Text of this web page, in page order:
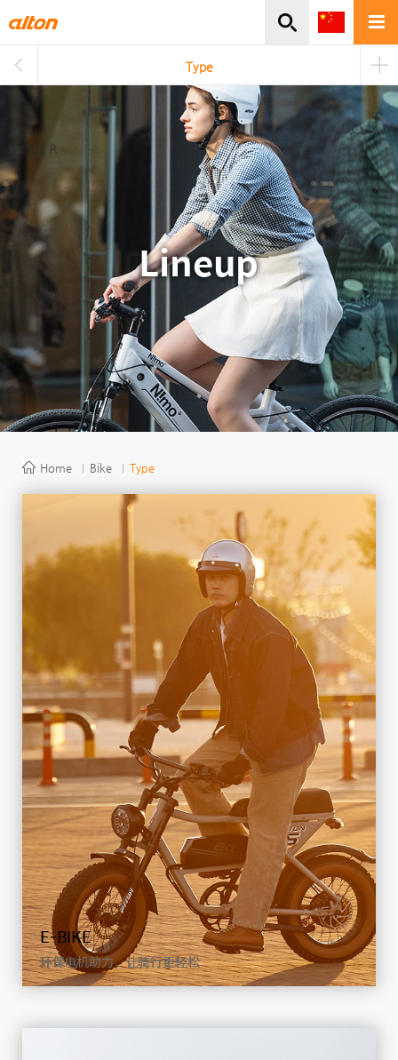
Type
Lineup
Home Bike Type
E-BIKE
环保电机助力，让骑行更轻松